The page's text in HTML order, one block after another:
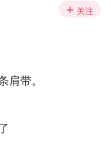
关注
带。